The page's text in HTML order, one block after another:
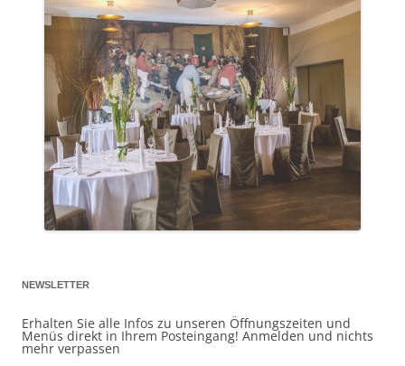
NEWSLETTER
Erhalten Sie alle Infos zu unseren Öffnungszeiten und
Menüs direkt in Ihrem Posteingang! Anmelden und nichts
mehr verpassen